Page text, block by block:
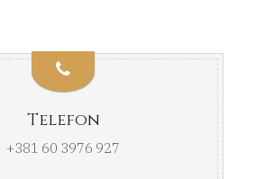
Telefon
+381 60 3976 927